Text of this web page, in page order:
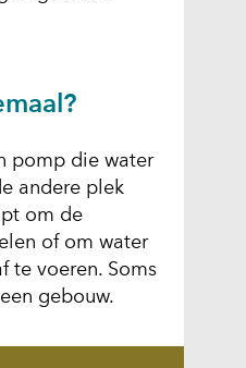
pomp die water
andere plek
om de
of om water
te voeren. Soms
gebouw.